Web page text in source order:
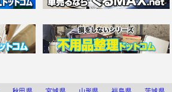
秋田県 宮城県 山形県 福島県 茨城県